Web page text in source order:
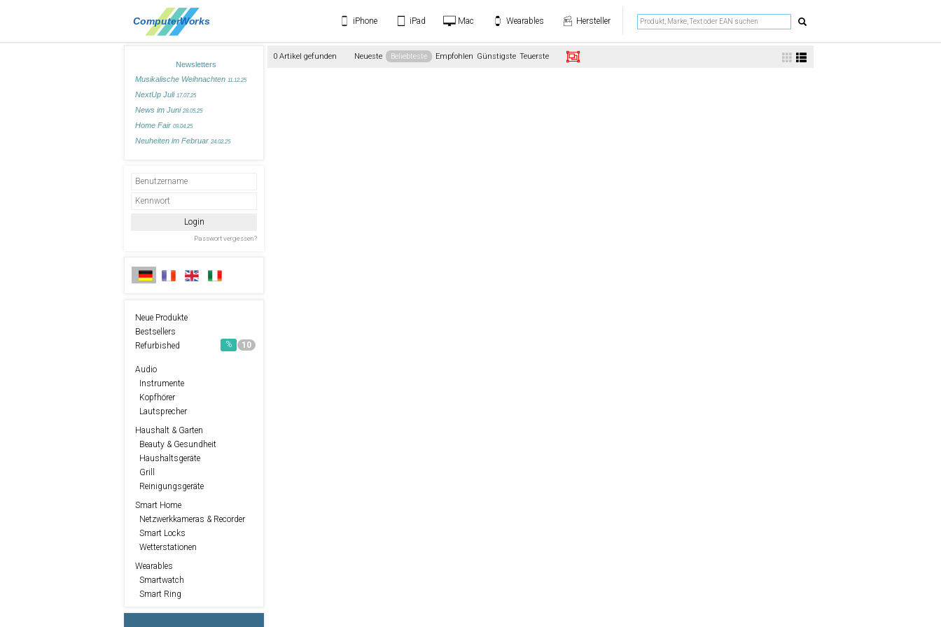
iPhone iPad Mac Wearables Hersteller
Newsletters
Musikalische Weihnachten 11.12.25
NextUp Juli 17.07.25
News im Juni 28.05.25
Home Fair 09.04.25
Neuheiten im Februar 24.02.25
Neue Produkte
Bestsellers
Refurbished
10
%
Audio
Instrumente
Kopfhörer
Lautsprecher
Haushalt & Garten
Beauty & Gesundheit
Haushaltsgeräte
Grill
Reinigungsgeräte
Smart Home
Netzwerkkameras & Recorder
Smart Locks
Wetterstationen
Wearables
Smartwatch
Smart Ring
0 Artikel gefunden Neueste Beliebteste Empfohlen Günstigste Teuerste